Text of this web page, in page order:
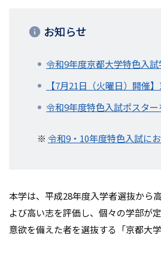
リ
ン
ー
リ
ン
ク
お知らせ
令和9年度京都大学特色入試
【7月21日（火曜日）開催
令和9年度特色入試ポスター
※ 令和9・10年度特色入試に
本学は、平成28年度入学者選抜から
よび高い志を評価し、個々の学部が
意欲を備えた者を選抜する「京都大